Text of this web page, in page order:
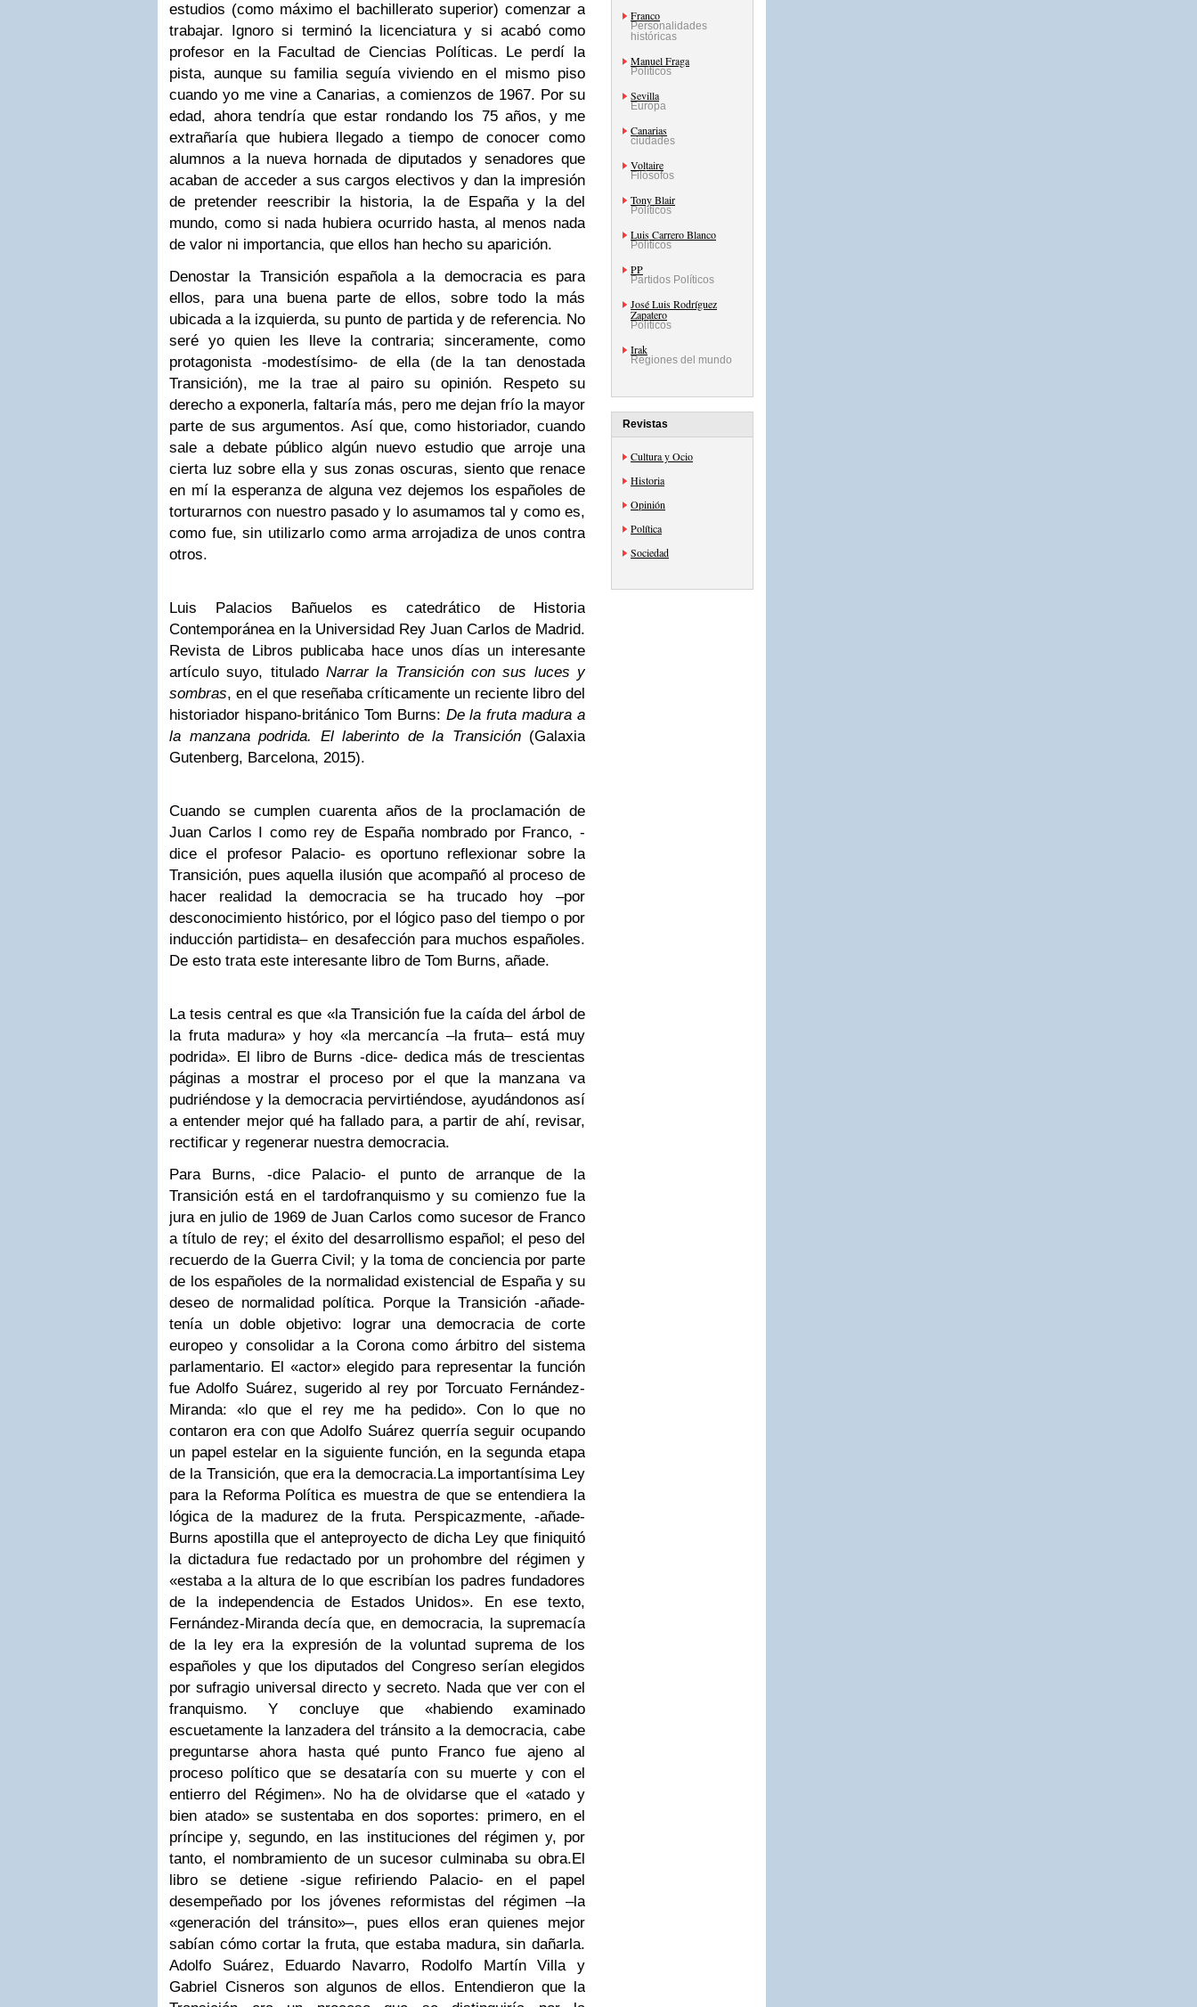
estudios (como máximo el bachillerato superior) comenzar a
trabajar. Ignoro si terminó la licenciatura y si acabó como
profesor en la Facultad de Ciencias Políticas. Le perdí la
pista, aunque su familia seguía viviendo en el mismo piso
cuando yo me vine a Canarias, a comienzos de 1967. Por su
edad, ahora tendría que estar rondando los 75 años, y me
extrañaría que hubiera llegado a tiempo de conocer como
alumnos a la nueva hornada de diputados y senadores que
acaban de acceder a sus cargos electivos y dan la impresión
de pretender reescribir la historia, la de España y la del
mundo, como si nada hubiera ocurrido hasta, al menos nada
de valor ni importancia, que ellos han hecho su aparición.
Denostar la Transición española a la democracia es para
ellos, para una buena parte de ellos, sobre todo la más
ubicada a la izquierda, su punto de partida y de referencia. No
seré yo quien les lleve la contraria; sinceramente, como
protagonista -modestísimo- de ella (de la tan denostada
Transición), me la trae al pairo su opinión. Respeto su
derecho a exponerla, faltaría más, pero me dejan frío la mayor
parte de sus argumentos. Así que, como historiador, cuando
sale a debate público algún nuevo estudio que arroje una
cierta luz sobre ella y sus zonas oscuras, siento que renace
en mí la esperanza de alguna vez dejemos los españoles de
torturarnos con nuestro pasado y lo asumamos tal y como es,
como fue, sin utilizarlo como arma arrojadiza de unos contra
otros.
Luis Palacios Bañuelos es catedrático de Historia
Contemporánea en la Universidad Rey Juan Carlos de Madrid.
Revista de Libros publicaba hace unos días un interesante
artículo suyo, titulado Narrar la Transición con sus luces y
sombras, en el que reseñaba críticamente un reciente libro del
historiador hispano-británico Tom Burns: De la fruta madura a
la manzana podrida. El laberinto de la Transición(Galaxia
Gutenberg, Barcelona, 2015).
Cuando se cumplen cuarenta años de la proclamación de
Juan Carlos I como rey de España nombrado por Franco, -
dice el profesor Palacio- es oportuno reflexionar sobre la
Transición, pues aquella ilusión que acompañó al proceso de
hacer realidad la democracia se ha trucado hoy –por
desconocimiento histórico, por el lógico paso del tiempo o por
inducción partidista– en desafección para muchos españoles.
De esto trata este interesante libro de Tom Burns, añade.
La tesis central es que «la Transición fue la caída del árbol de
la fruta madura» y hoy «la mercancía –la fruta– está muy
podrida». El libro de Burns -dice- dedica más de trescientas
páginas a mostrar el proceso por el que la manzana va
pudriéndose y la democracia pervirtiéndose, ayudándonos así
a entender mejor qué ha fallado para, a partir de ahí, revisar,
rectificar y regenerar nuestra democracia.
Para Burns, -dice Palacio- el punto de arranque de la
Transición está en el tardofranquismo y su comienzo fue la
jura en julio de 1969 de Juan Carlos como sucesor de Franco
a título de rey; el éxito del desarrollismo español; el peso del
recuerdo de la Guerra Civil; y la toma de conciencia por parte
de los españoles de la normalidad existencial de España y su
deseo de normalidad política. Porque la Transición -añade-
tenía un doble objetivo: lograr una democracia de corte
europeo y consolidar a la Corona como árbitro del sistema
parlamentario. El «actor» elegido para representar la función
fue Adolfo Suárez, sugerido al rey por Torcuato Fernández-
Miranda: «lo que el rey me ha pedido». Con lo que no
contaron era con que Adolfo Suárez querría seguir ocupando
un papel estelar en la siguiente función, en la segunda etapa
de la Transición, que era la democracia.La importantísima Ley
para la Reforma Política es muestra de que se entendiera la
lógica de la madurez de la fruta. Perspicazmente, -añade-
Burns apostilla que el anteproyecto de dicha Ley que finiquitó
la dictadura fue redactado por un prohombre del régimen y
«estaba a la altura de lo que escribían los padres fundadores
de la independencia de Estados Unidos». En ese texto,
Fernández-Miranda decía que, en democracia, la supremacía
de la ley era la expresión de la voluntad suprema de los
españoles y que los diputados del Congreso serían elegidos
por sufragio universal directo y secreto. Nada que ver con el
franquismo. Y concluye que «habiendo examinado
escuetamente la lanzadera del tránsito a la democracia, cabe
preguntarse ahora hasta qué punto Franco fue ajeno al
proceso político que se desataría con su muerte y con el
entierro del Régimen». No ha de olvidarse que el «atado y
bien atado» se sustentaba en dos soportes: primero, en el
príncipe y, segundo, en las instituciones del régimen y, por
tanto, el nombramiento de un sucesor culminaba su obra.El
libro se detiene -sigue refiriendo Palacio- en el papel
desempeñado por los jóvenes reformistas del régimen –la
«generación del tránsito»–, pues ellos eran quienes mejor
sabían cómo cortar la fruta, que estaba madura, sin dañarla.
Adolfo Suárez, Eduardo Navarro, Rodolfo Martín Villa y
Gabriel Cisneros son algunos de ellos. Entendieron que la
Franco
Personalidades
históricas
Manuel Fraga
Políticos
Sevilla
Europa
Canarias
ciudades
Voltaire
Filósofos
Tony Blair
Políticos
Luis Carrero Blanco
Políticos
PP
Partidos Políticos
José Luis Rodríguez
Zapatero
Políticos
Irak
Regiones del mundo
Revistas
Cultura y Ocio
Historia
Opinión
Política
Sociedad